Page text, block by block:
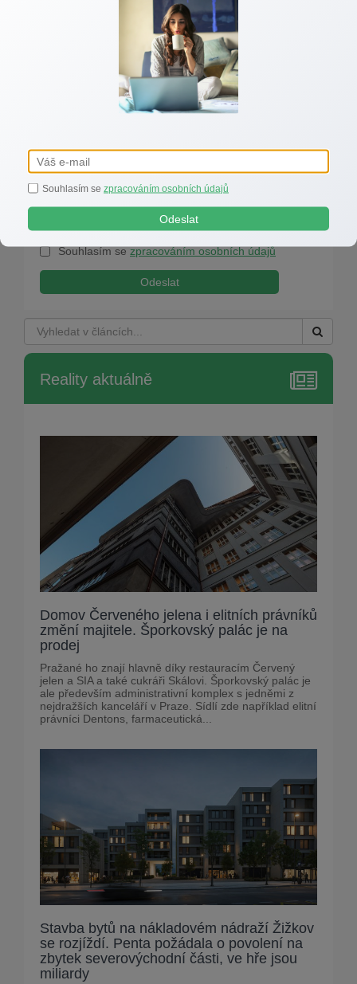
Souhlasím sezpracováním osobních údajů
Odeslat
Reality aktuálně
Domov Červeného jelena i elitních právníků
změní majitele. Šporkovský palác je na
prodej
Pražané ho znají hlavně díky restauracím Červený
jelen a SIA a také cukráři Skálovi. Šporkovský palác je
ale především administrativní komplex s jedněmi z
nejdražších kanceláří v Praze. Sídlí zde například elitní
právníci Dentons, farmaceutická...
Stavba bytů na nákladovém nádraží Žižkov
se rozjíždí. Penta požádala o povolení na
zbytek severovýchodní části, ve hře jsou
miliardy
Souhlasím se zpracováním osobních údajů
Odeslat